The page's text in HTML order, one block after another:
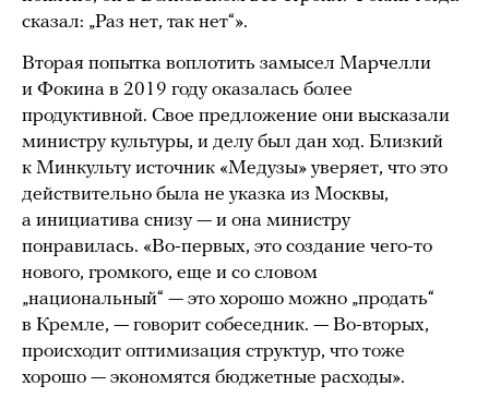
сказал: „Раз нет, так нет“».
Вторая попытка воплотить замысел Марчелли
и Фокина в 2019 году оказалась более
продуктивной. Свое предложение они высказали
министру культуры, и делу был дан ход. Близкий
к Минкульту источник «Медузы» уверяет, что это
действительно была не указка из Москвы,
а инициатива снизу — и она министру
понравилась. «Во-первых, это создание чего-то
нового, громкого, еще и со словом
„национальный“ — это хорошо можно „продать“
в Кремле, — говорит собеседник. — Во-вторых,
происходит оптимизация структур, что тоже
хорошо — экономятся бюджетные расходы».